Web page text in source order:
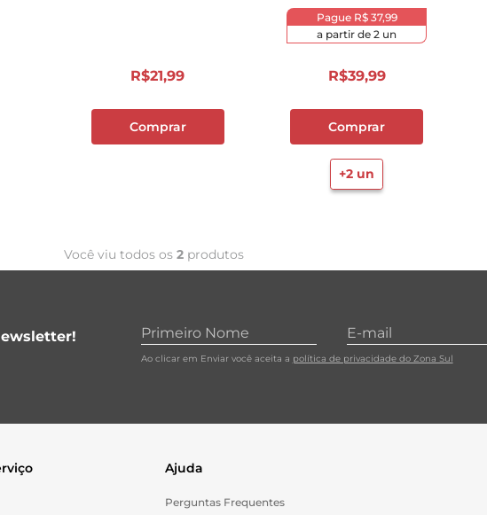
R$21,99
Comprar
Pague R$ 37,99
a partir de2 un
R$39,99
Comprar
+2 un
Você viu todos os2 produtos
Ao clicar em Enviar você aceita a política de privacidade do Zona Sul
Ajuda
Perguntas Frequentes
carne moida